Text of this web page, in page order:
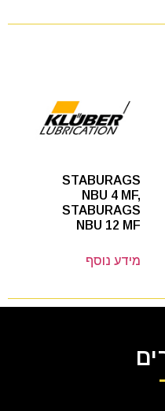
STABURAGS
NBU 4 MF,
STABURAGS
NBU 12 MF
מידע נוסף